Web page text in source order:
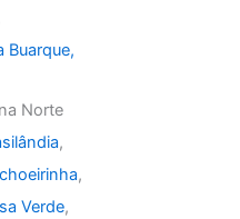
Buarque,
Norte
,
,
Verde,